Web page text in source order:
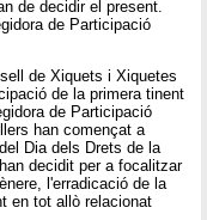
de decidir el present.
de Participació
de Xiquets i Xiquetes
de la primera tinent
de Participació
han començat a
Dia dels Drets de la
decidit per a focalitzar
l'erradicació de la
en tot allò relacionat